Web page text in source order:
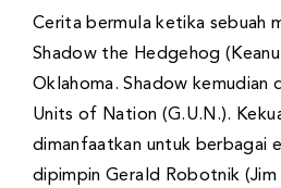
Cerita bermula ketika sebuah
Shadow the Hedgehog
Oklahoma. Shadow kemudian
Units of Nation (G.U.N.).
dimanfaatkan untuk berbagai
dipimpin Gerald Robotnik (Jim